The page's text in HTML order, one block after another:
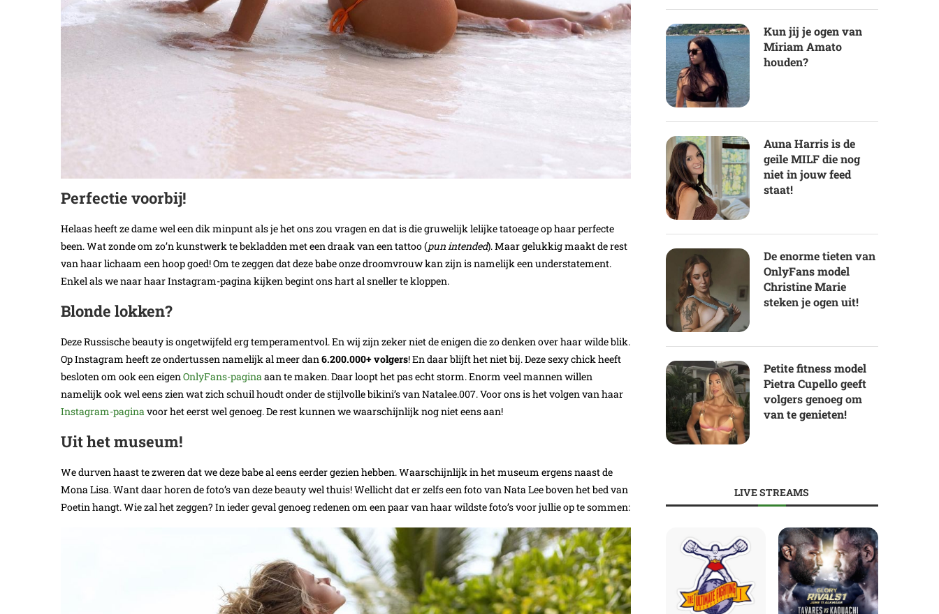
Perfectie voorbij!
Helaas heeft ze dame wel een dik minpunt als je het ons zou vragen en dat is die gruwelijk lelijke tatoeage op haar perfecte
been. Wat zonde om zo’n kunstwerk te bekladden met een draak van een tattoo (pun intended). Maar gelukkig maakt de rest
van haar lichaam een hoop goed! Om te zeggen dat deze babe onze droomvrouw kan zijn is namelijk een understatement.
Enkel als we naar haar Instagram-pagina kijken begint ons hart al sneller te kloppen.
Blonde lokken?
Deze Russische beauty is ongetwijfeld erg temperamentvol. En wij zijn zeker niet de enigen die zo denken over haar wilde blik.
Op Instagram heeft ze ondertussen namelijk al meer dan 6.200.000+ volgers! En daar blijft het niet bij. Deze sexy chick heeft
besloten om ook een eigen OnlyFans-pagina aan te maken. Daar loopt het pas echt storm. Enorm veel mannen willen
namelijk ook wel eens zien wat zich schuil houdt onder de stijlvolle bikini’s van Natalee.007. Voor ons is het volgen van haar
Instagram-pagina voor het eerst wel genoeg. De rest kunnen we waarschijnlijk nog niet eens aan!
Uit het museum!
We durven haast te zweren dat we deze babe al eens eerder gezien hebben. Waarschijnlijk in het museum ergens naast de
Mona Lisa. Want daar horen de foto’s van deze beauty wel thuis! Wellicht dat er zelfs een foto van Nata Lee boven het bed van
Poetin hangt. Wie zal het zeggen? In ieder geval genoeg redenen om een paar van haar wildste foto’s voor jullie op te sommen:
Kun jij je ogen van
Miriam Amato
houden?
Auna Harris is de
geile MILF die nog
niet in jouw feed
staat!
De enorme tieten van
OnlyFans model
Christine Marie
steken je ogen uit!
Petite fitness model
Pietra Cupello geeft
volgers genoeg om
van te genieten!
LIVE STREAMS